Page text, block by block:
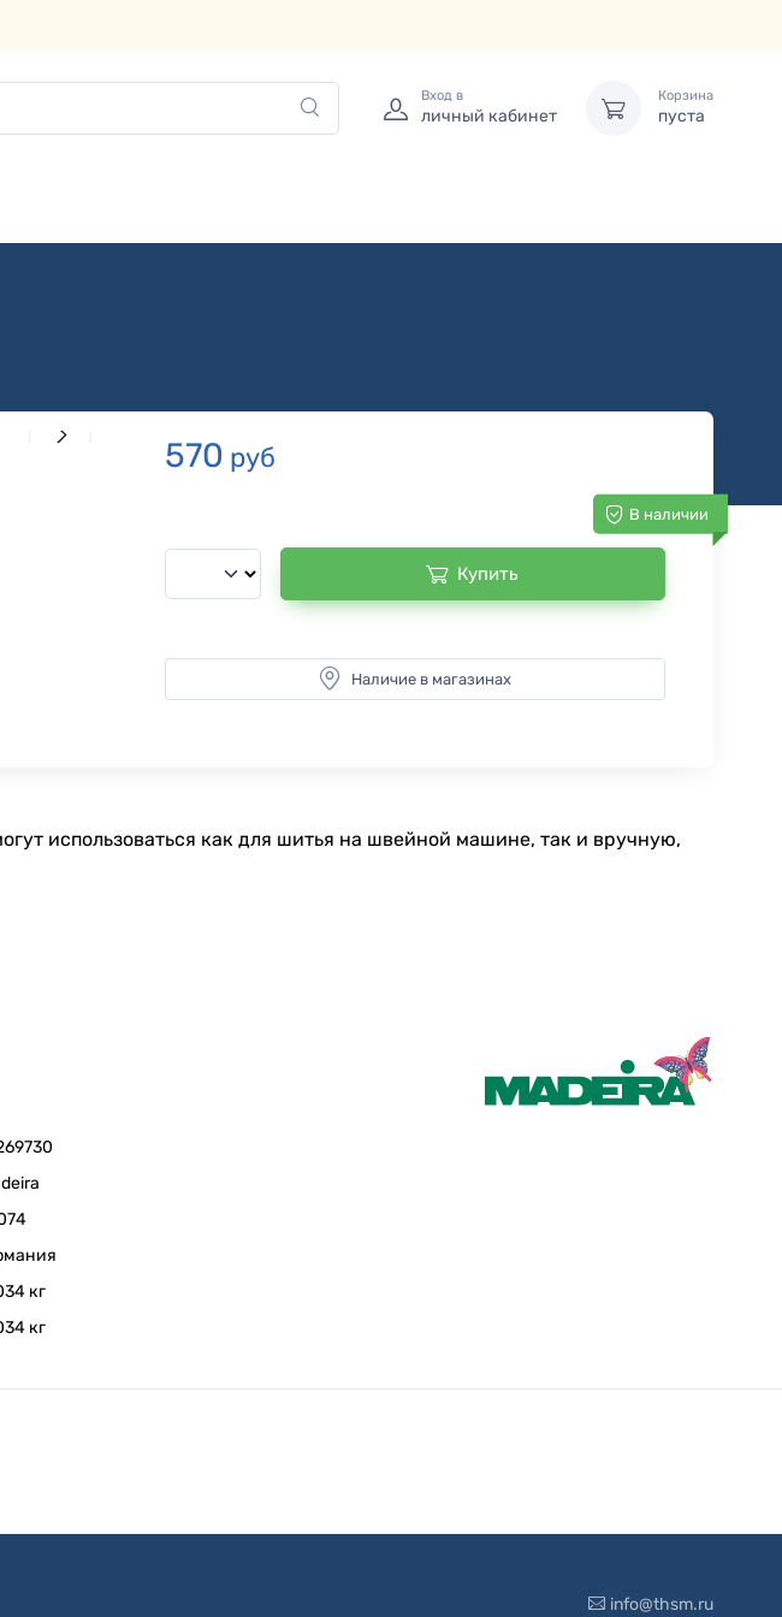
Вход в
личный кабинет
Корзина
пуста
570 руб
В наличии
Купить
Наличие в магазинах
использоваться как для шитья на швейной машине, так и вручную,
кг
кг
info@thsm.ru